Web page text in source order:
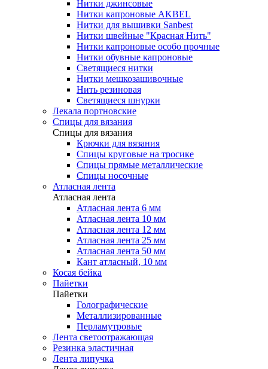
Нитки джинсовые
Нитки капроновые AKBEL
Нитки для вышивки Sanbest
Нитки швейные "Красная Нить"
Нитки капроновые особо прочные
Нитки обувные капроновые
Светящиеся нитки
Нитки мешкозашивочные
Нить резиновая
Светящиеся шнурки
Лекала портновские
Спицы для вязания
Спицы для вязания
Крючки для вязания
Спицы круговые на тросике
Спицы прямые металлические
Спицы носочные
Атласная лента
Атласная лента
Атласная лента 6 мм
Атласная лента 10 мм
Атласная лента 12 мм
Атласная лента 25 мм
Атласная лента 50 мм
Кант атласный, 10 мм
Косая бейка
Пайетки
Пайетки
Голографические
Металлизированные
Перламутровые
Лента светоотражающая
Резинка эластичная
Лента липучка